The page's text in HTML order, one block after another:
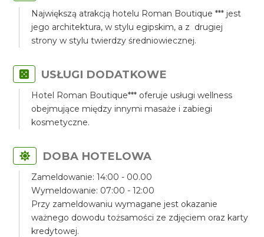
Największą atrakcją hotelu Roman Boutique *** jest
jego architektura, w stylu egipskim, a z drugiej
strony w stylu twierdzy średniowiecznej.
USŁUGI DODATKOWE
Hotel Roman Boutique*** oferuje usługi wellness
obejmujące między innymi masaże i zabiegi
kosmetyczne.
DOBA HOTELOWA
Zameldowanie: 14:00 - 00.00
Wymeldowanie: 07:00 - 12:00
Przy zameldowaniu wymagane jest okazanie
ważnego dowodu tożsamości ze zdjęciem oraz karty
kredytowej.